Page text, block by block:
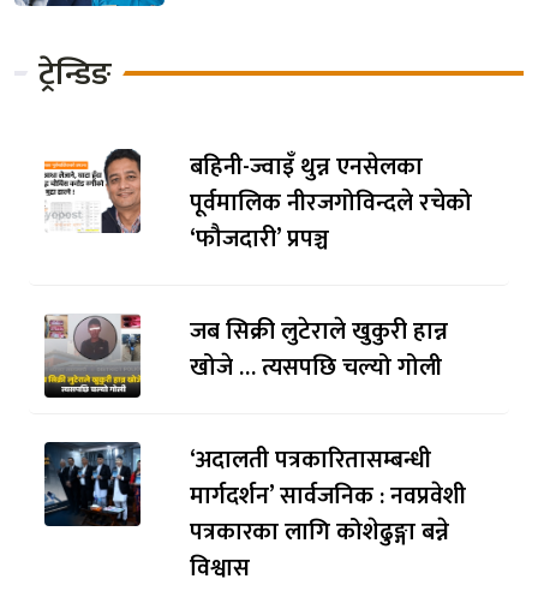
ट्रेन्डिङ
बहिनी-ज्वाइँ थुन्न एनसेलका
पूर्वमालिक नीरजगोविन्दले रचेको
‘फौजदारी’ प्रपञ्च
जब सिक्री लुटेराले खुकुरी हान्न
खोजे … त्यसपछि चल्यो गोली
‘अदालती पत्रकारितासम्बन्धी
मार्गदर्शन’ सार्वजनिक : नवप्रवेशी
पत्रकारका लागि कोशेढुङ्गा बन्ने
विश्वास